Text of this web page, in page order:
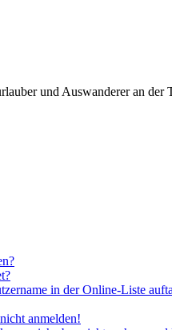
und Auswanderer an der
in der Online-Liste
anmelden!